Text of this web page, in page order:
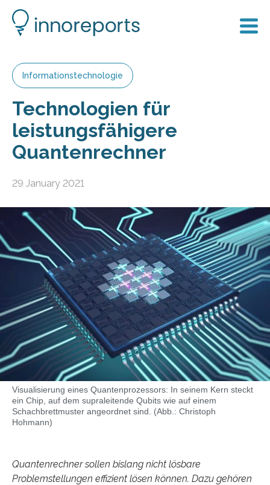
Informationstechnologie
Technologien für
leistungsfähigere
Quantenrechner
29 January 2021
Visualisierung eines Quantenprozessors: In seinem Kern steckt
ein Chip, auf dem supraleitende Qubits wie auf einem
Schachbrettmuster angeordnet sind. (Abb.: Christoph
Hohmann)
Quantenrechner sollen bislang nicht lösbare
Problemstellungen effizient lösen können. Dazu gehören